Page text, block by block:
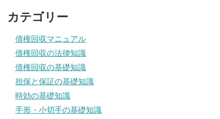
カテゴリー
債権回収マニュアル
債権回収の法律知識
債権回収の基礎知識
担保と保証の基礎知識
時効の基礎知識
手形・小切手の基礎知識